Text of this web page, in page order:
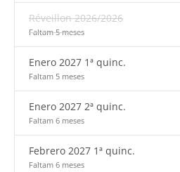
Réveillon 2026/2026
Faltam 5 meses
Enero 2027 1ª quinc.
Faltam 5 meses
Enero 2027 2ª quinc.
Faltam 6 meses
Febrero 2027 1ª quinc.
Faltam 6 meses